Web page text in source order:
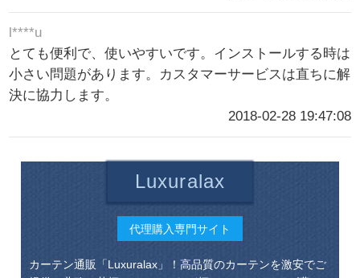
l****u
とても便利で、使いやすいです。インストールする時は
小さい問題があります。カスタマーサービスは直ちに解
決に協力します。
2018-02-28 19:47:08
Luxuralax
代理購入専門サイト
カーテン通販「Luxuralax」！高品質のカーテンを激安でご